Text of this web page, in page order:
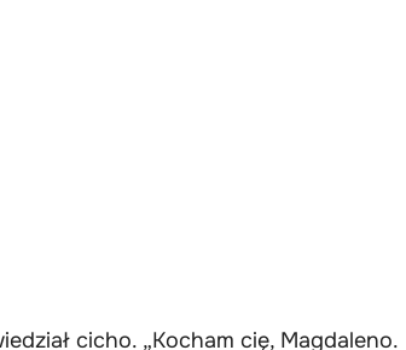
cicho. „Kocham cię, Magdaleno.